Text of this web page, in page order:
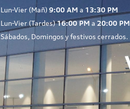
Lun-Vier (Mañ) 9:00 AM a 13:30 PM
Lun-Vier (Tardes)16:00 PM a 20:00 PM
Sábados, Domingos y festivos cerrados.